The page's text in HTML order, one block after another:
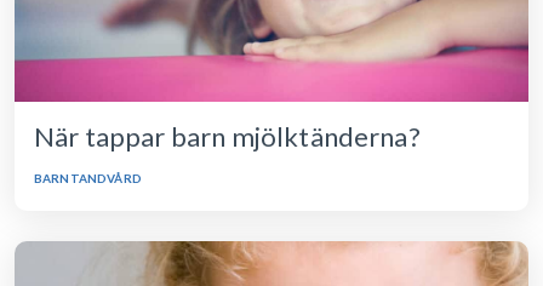
När tappar barn mjölktänderna?
BARNTANDVÅRD